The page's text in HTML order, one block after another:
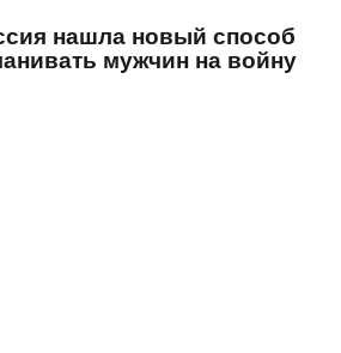
нашла новый способ
мужчин на войну